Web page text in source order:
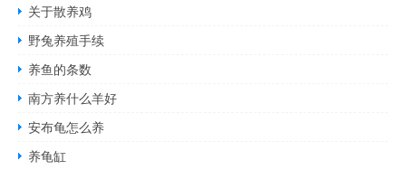
关于散养鸡
野兔养殖手续
养鱼的条数
南方养什么羊好
安布龟怎么养
养龟缸